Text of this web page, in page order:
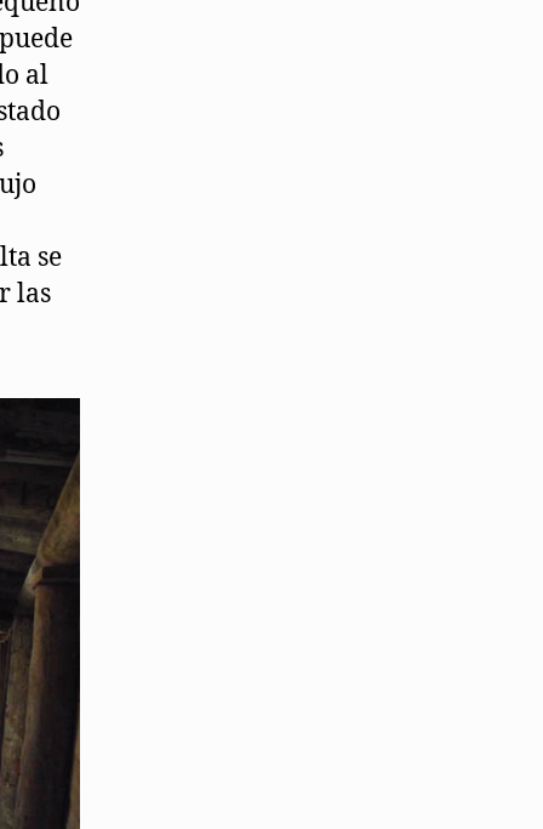
al
se
las